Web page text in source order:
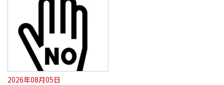
2026年08月05日